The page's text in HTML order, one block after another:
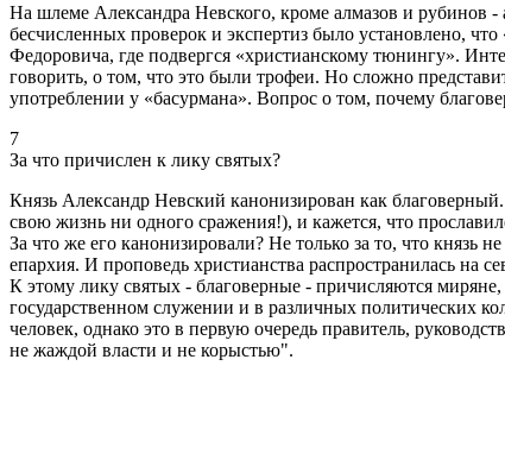
На шлеме Александра Невского, кроме алмазов и рубинов
бесчисленных проверок и экспертиз было установлено,
Федоровича, где подвергся «христианскому тюнингу».
говорить, о том, что это были трофеи. Но сложно
употреблении у «басурмана». Вопрос о том, почему
7
За что причислен к лику святых?
Князь Александр Невский канонизирован как
свою жизнь ни одного сражения!), и кажется, что
За что же его канонизировали? Не только за то, что князь
епархия. И проповедь христианства распространилась на
К этому лику святых - благоверные - причисляются
государственном служении и в различных политических
человек, однако это в первую очередь правитель,
не жаждой власти и не корыстью".